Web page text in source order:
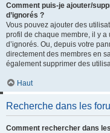
Comment puis-je ajouter/
d’ignorés ?
Vous pouvez ajouter des
profil de chaque membre, il y a
d’ignorés. Ou, depuis votre
directement des membres en
également supprimer des
Haut
Recherche dans les
Comment rechercher dans